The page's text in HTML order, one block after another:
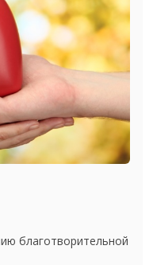
благотворительной